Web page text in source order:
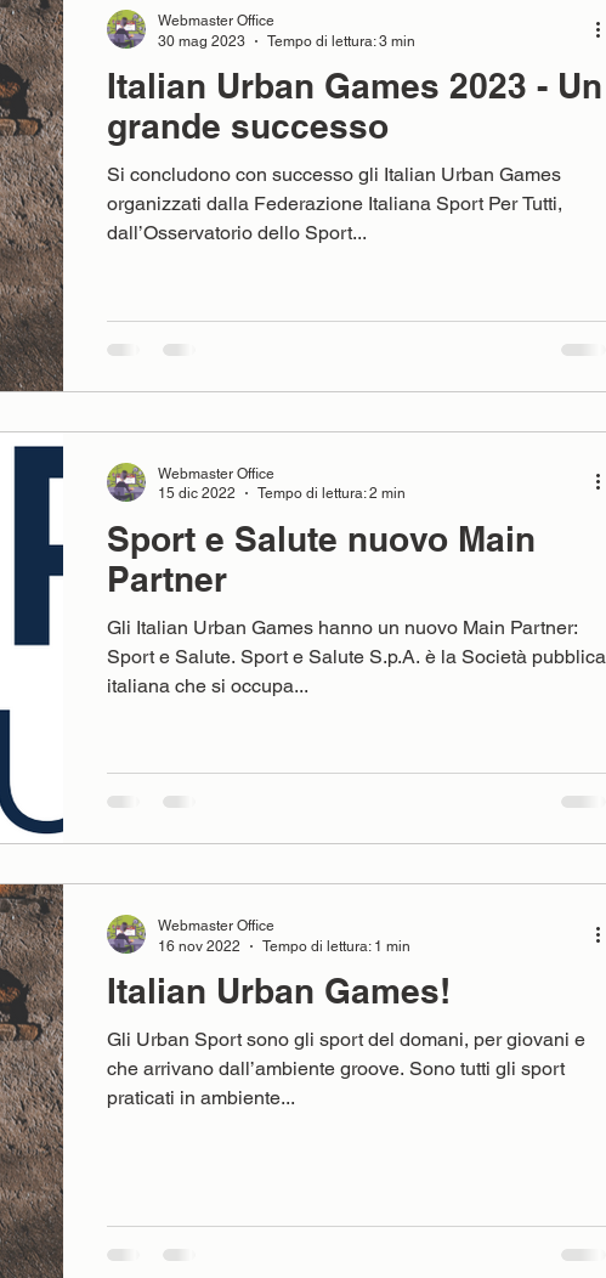
Italian Urban Games 2023 - Un
grande successo
Si concludono con successo gli Italian Urban Games
organizzati dalla Federazione Italiana Sport Per Tutti,
dall’Osservatorio dello Sport...
Webmaster Office
30 mag 2023
Tempo di lettura: 3 min
Sport e Salute nuovo Main
Partner
Gli Italian Urban Games hanno un nuovo Main Partner:
Sport e Salute. Sport e Salute S.p.A. è la Società pubblica
italiana che si occupa...
Webmaster Office
15 dic 2022
Tempo di lettura: 2 min
Italian Urban Games!
Gli Urban Sport sono gli sport del domani, per giovani e
che arrivano dall’ambiente groove. Sono tutti gli sport
praticati in ambiente...
Webmaster Office
16 nov 2022
Tempo di lettura: 1 min